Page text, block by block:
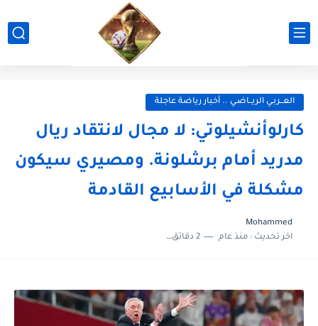
العــربـي الريــاضـي .. أخبار رياضة عاجلة
كارلوأنشيلوتي: لا مجال لانتقاد ريال
مدريد أمام برشلونة. ومصيري سيكون
مشكلة في الأسابيع القادمة
Mohammed
اخر تحديث :منذ عام 2 دقائق للقراءة